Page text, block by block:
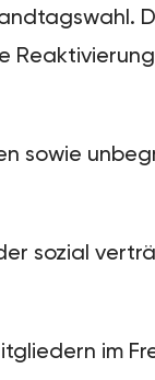
sowie
sozial
im